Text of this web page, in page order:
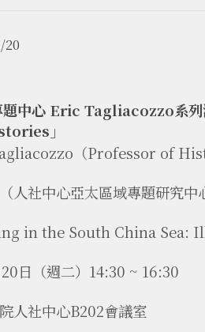
20
題中心 Eric Tagliacozzo
」
（Professor of
人社中心亞太區域專題研究中
in the South China Sea:
日（週二）14:30 ~ 16:30
人社中心B202會議室